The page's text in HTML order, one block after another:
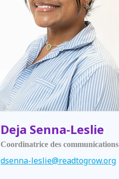
Deja Senna-Leslie
Coordinatrice des communications
dsenna-leslie@readtogrow.org